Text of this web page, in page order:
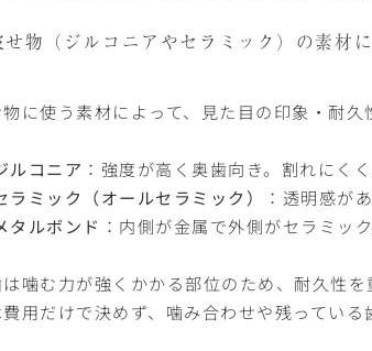
せ物（ジルコニアやセラミック）の素材
に使う素材によって、見た目の印象・耐
ルコニア ：強度が高く奥歯向き。割れにく
ラミック（オールセラミック）
：透明感が
タルボンド ：内側が金属で外側がセラミッ
噛む力が強くかかる部位のため、耐久性
用だけで決めず、噛み合わせや残ってい